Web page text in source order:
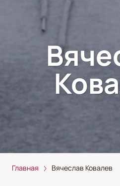
Главная Вячеслав Ковалев